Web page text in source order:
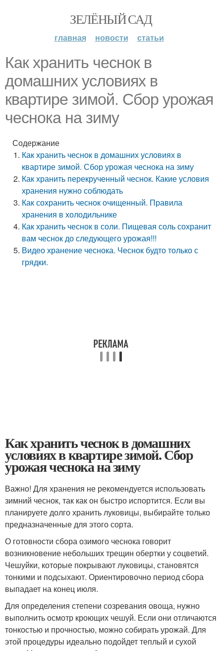
ЗЕЛЁНЫЙ САД
главная новости статьи
Как хранить чеснок в
домашних условиях в
квартире зимой. Сбор урожая
чеснока на зиму
Содержание
Как хранить чеснок в домашних условиях в
квартире зимой. Сбор урожая чеснока на зиму
Как хранить перекрученный чеснок. Какие условия
хранения нужно соблюдать
Как сохранить чеснок очищенный. Правила
хранения в холодильнике
Как хранить чеснок в соли. Пищевая соль сохранит
вам чеснок до следующего урожая!!!
Видео хранение чеснока. Чеснок будто только с
грядки.
Как хранить чеснок в домашних
условиях в квартире зимой. Сбор
урожая чеснока на зиму
Важно! Для хранения не рекомендуется использовать
зимний чеснок, так как он быстро испортится. Если вы
планируете долго хранить луковицы, выбирайте только
предназначенные для этого сорта.
О готовности сбора озимого чеснока говорит
возникновение небольших трещин обертки у соцветий.
Чешуйки, которые покрывают луковицы, становятся
тонкими и подсыхают. Ориентировочно период сбора
выпадает на конец июля.
Для определения степени созревания овоща, нужно
выполнить осмотр кроющих чешуй. Если они отличаются
тонкостью и прочностью, можно собирать урожай. Для
этой процедуры идеально подойдет теплый и сухой